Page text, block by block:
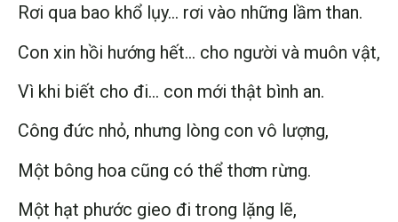
Rơi qua bao khổ lụy… rơi vào những lầm than.
Con xin hồi hướng hết… cho người và muôn vật,
Vì khi biết cho đi… con mới thật bình an.
Công đức nhỏ, nhưng lòng con vô lượng,
Một bông hoa cũng có thể thơm rừng.
Một hạt phước gieo đi trong lặng lẽ,